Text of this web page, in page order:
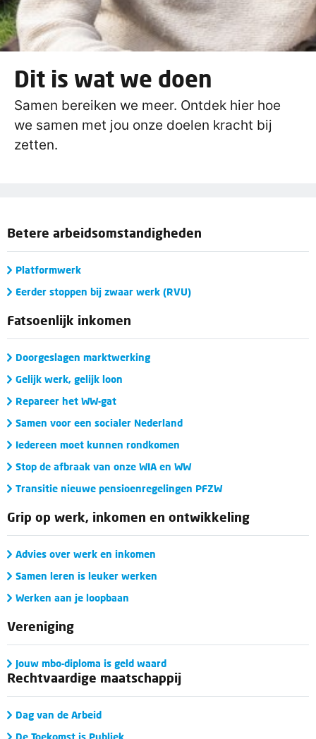
Dit is wat we doen
Samen bereiken we meer. Ontdek hier hoe
we samen met jou onze doelen kracht bij
zetten.
Betere arbeidsomstandigheden
Platformwerk
Eerder stoppen bij zwaar werk (RVU)
Fatsoenlijk inkomen
Doorgeslagen marktwerking
Gelijk werk, gelijk loon
Repareer het WW-gat
Samen voor een socialer Nederland
Iedereen moet kunnen rondkomen
Stop de afbraak van onze WIA en WW
Transitie nieuwe pensioenregelingen PFZW
Grip op werk, inkomen en ontwikkeling
Advies over werk en inkomen
Samen leren is leuker werken
Werken aan je loopbaan
Vereniging
Jouw mbo-diploma is geld waard
Rechtvaardige maatschappij
Dag van de Arbeid
De Toekomst is Publiek